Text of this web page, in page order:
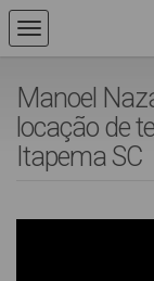
Manoel
locação de
Itapema SC